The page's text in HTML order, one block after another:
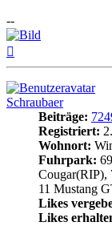
--
oben
Schraubaer
Beiträge:
Registriert:
Wohnort:
Fuhrpark:
Cougar(RIP),
11 Mustang
Likes
Likes